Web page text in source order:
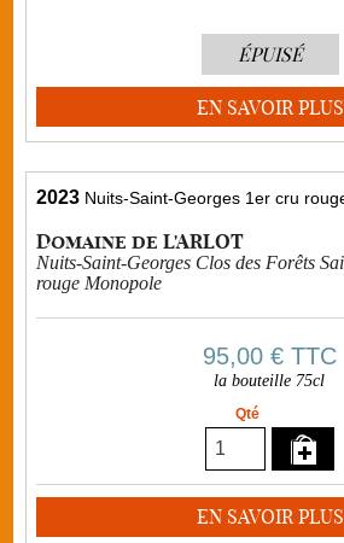
ÉPUISÉ
EN SAVOIR PLUS
2023 Nuits-Saint-Georges 1er cru
Domaine de L'ARLOT
Nuits-Saint-Georges Clos des Forêts
rouge Monopole
95,00 €TTC
la bouteille 75cl
Qté
EN SAVOIR PLUS